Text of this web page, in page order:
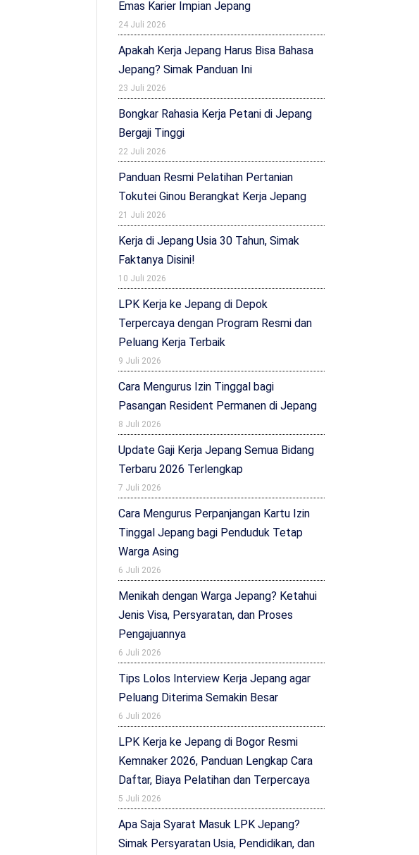
Emas Karier Impian Jepang
24 Juli 2026
Apakah Kerja Jepang Harus Bisa Bahasa
Jepang? Simak Panduan Ini
23 Juli 2026
Bongkar Rahasia Kerja Petani di Jepang
Bergaji Tinggi
22 Juli 2026
Panduan Resmi Pelatihan Pertanian
Tokutei Ginou Berangkat Kerja Jepang
21 Juli 2026
Kerja di Jepang Usia 30 Tahun, Simak
Faktanya Disini!
10 Juli 2026
LPK Kerja ke Jepang di Depok
Terpercaya dengan Program Resmi dan
Peluang Kerja Terbaik
9 Juli 2026
Cara Mengurus Izin Tinggal bagi
Pasangan Resident Permanen di Jepang
8 Juli 2026
Update Gaji Kerja Jepang Semua Bidang
Terbaru 2026 Terlengkap
7 Juli 2026
Cara Mengurus Perpanjangan Kartu Izin
Tinggal Jepang bagi Penduduk Tetap
Warga Asing
6 Juli 2026
Menikah dengan Warga Jepang? Ketahui
Jenis Visa, Persyaratan, dan Proses
Pengajuannya
6 Juli 2026
Tips Lolos Interview Kerja Jepang agar
Peluang Diterima Semakin Besar
6 Juli 2026
LPK Kerja ke Jepang di Bogor Resmi
Kemnaker 2026, Panduan Lengkap Cara
Daftar, Biaya Pelatihan dan Terpercaya
5 Juli 2026
Apa Saja Syarat Masuk LPK Jepang?
Simak Persyaratan Usia, Pendidikan, dan